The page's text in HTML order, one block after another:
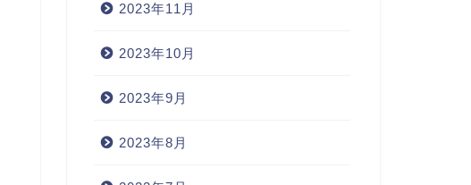
2023年11月
2023年10月
2023年9月
2023年8月